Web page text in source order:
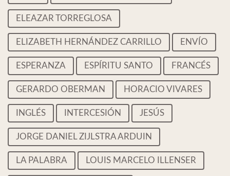
ELEAZAR TORREGLOSA
ELIZABETH HERNÁNDEZ CARRILLO ENVÍO
ESPERANZA ESPÍRITU SANTO FRANCÉS
GERARDO OBERMAN HORACIO VIVARES
INGLÉS INTERCESIÓN JESÚS
JORGE DANIEL ZIJLSTRA ARDUIN
LA PALABRA LOUIS MARCELO ILLENSER